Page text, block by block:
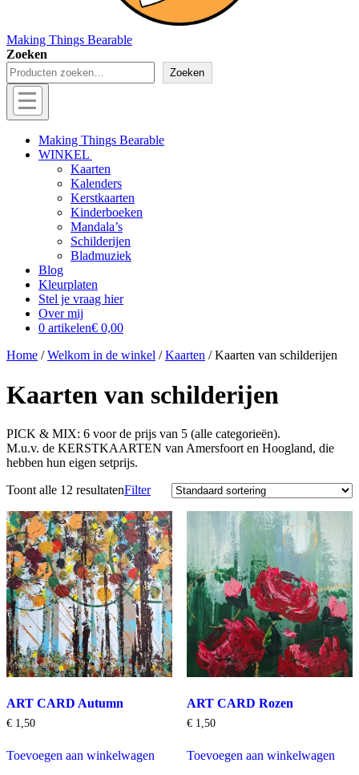
Making Things Bearable
Zoeken
Zoeken
Menu
Off
canvas
Making Things Bearable
WINKEL
Kaarten
Kalenders
Kerstkaarten
Kinderboeken
Mandala’s
Schilderijen
Bladmuziek
Blog
Kleurplaten
Stel je vraag hier
Over mij
0 artikelen€ 0,00
Home /Welkom in de winkel /Kaarten / Kaarten van schilderijen
Kaarten van schilderijen
PICK & MIX: 6 voor de prijs van 5 (alle categorieën).
M.u.v. de KERSTKAARTEN van Amersfoort en Hoogland, die
hebben hun eigen setprijs.
Filter
Toont alle 12 resultaten
ART CARD Autumn
€ 1,50
Toevoegen aan winkelwagen
ART CARD Rozen
€1,50
Toevoegen aan winkelwagen